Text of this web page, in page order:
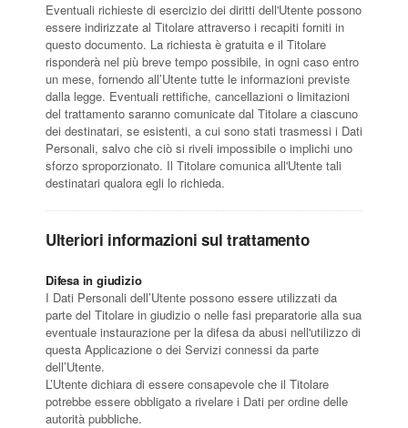
Eventuali richieste di esercizio dei diritti dell'Utente possono
essere indirizzate al Titolare attraverso i recapiti forniti in
questo documento. La richiesta è gratuita e il Titolare
risponderà nel più breve tempo possibile, in ogni caso entro
un mese, fornendo all’Utente tutte le informazioni previste
dalla legge. Eventuali rettifiche, cancellazioni o limitazioni
del trattamento saranno comunicate dal Titolare a ciascuno
dei destinatari, se esistenti, a cui sono stati trasmessi i Dati
Personali, salvo che ciò si riveli impossibile o implichi uno
sforzo sproporzionato. Il Titolare comunica all'Utente tali
destinatari qualora egli lo richieda.
Ulteriori informazioni sul trattamento
Difesa in giudizio
I Dati Personali dell’Utente possono essere utilizzati da
parte del Titolare in giudizio o nelle fasi preparatorie alla sua
eventuale instaurazione per la difesa da abusi nell'utilizzo di
questa Applicazione o dei Servizi connessi da parte
dell’Utente.
L’Utente dichiara di essere consapevole che il Titolare
potrebbe essere obbligato a rivelare i Dati per ordine delle
autorità pubbliche.